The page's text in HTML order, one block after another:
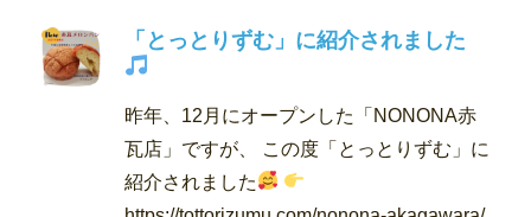
「とっとりずむ」に紹介されました
昨年、12月にオープンした「NONONA赤
瓦店」ですが、 この度「とっとりずむ」に
紹介されました